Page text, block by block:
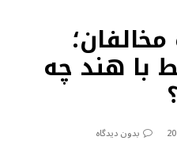
با هند چه
بدون دیدگاه